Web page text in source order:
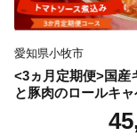
を受け、世界一
「“ぎばれ小値賀
小値賀町を後世
ども達が様々な
クトや、英語教
愛知県小牧市
<3ヵ月定期便>国産
と豚肉のロールキャ